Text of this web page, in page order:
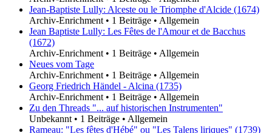
Jean-Baptiste Lully: Alceste ou le Triomphe d'Alcide (1674)
Archiv-Enrichment • 1 Beiträge • Allgemein
Jean Baptiste Lully: Les Fêtes de l'Amour et de Bacchus
(1672)
Archiv-Enrichment • 1 Beiträge • Allgemein
Neues vom Tage
Archiv-Enrichment • 1 Beiträge • Allgemein
Georg Friedrich Händel - Alcina (1735)
Archiv-Enrichment • 1 Beiträge • Allgemein
Zu den Threads "... auf historischen Instrumenten"
Unbekannt • 1 Beiträge • Allgemein
Rameau: "Les fêtes d'Hébé" ou "Les Talens liriques" (1739)